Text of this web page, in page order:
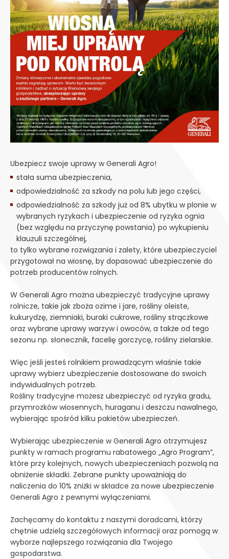
Ubezpiecz swoje uprawy w Generali Agro!
stała suma ubezpieczenia,
odpowiedzialność za szkody na polu lub jego części,
odpowiedzialność za szkody już od 8% ubytku w plonie w
wybranych ryzykach i ubezpieczenie od ryzyka ognia
(bez względu na przyczynę powstania) po wykupieniu
klauzuli szczególnej,
to tylko wybrane rozwiązania i zalety, które ubezpieczyciel
przygotował na wiosnę, by dopasować ubezpieczenie do
potrzeb producentów rolnych.
W Generali Agro można ubezpieczyć tradycyjne uprawy
rolnicze, takie jak zboża ozime i jare, rośliny oleiste,
kukurydzę, ziemniaki, buraki cukrowe, rośliny strączkowe
oraz wybrane uprawy warzyw i owoców, a także od tego
sezonu np. słonecznik, facelię gorczycę, rośliny zielarskie.
Więc jeśli jesteś rolnikiem prowadzącym właśnie takie
uprawy wybierz ubezpieczenie dostosowane do swoich
indywidualnych potrzeb.
Rośliny tradycyjne możesz ubezpieczyć od ryzyka gradu,
przymrozków wiosennych, huraganu i deszczu nawalnego,
wybierając spośród kilku pakietów ubezpieczeń.
Wybierając ubezpieczenie w Generali Agro otrzymujesz
punkty w ramach programu rabatowego „Agro Program”,
które przy kolejnych, nowych ubezpieczeniach pozwolą na
obniżenie składki. Zebrane punkty upoważniają do
naliczenia do 10% zniżki w składce za nowe ubezpieczenie
Generali Agro z pewnymi wyłączeniami.
Zachęcamy do kontaktu z naszymi doradcami, którzy
chętnie udzielą szczegółowych informacji oraz pomogą w
wyborze najlepszego rozwiązania dla Twojego
gospodarstwa.